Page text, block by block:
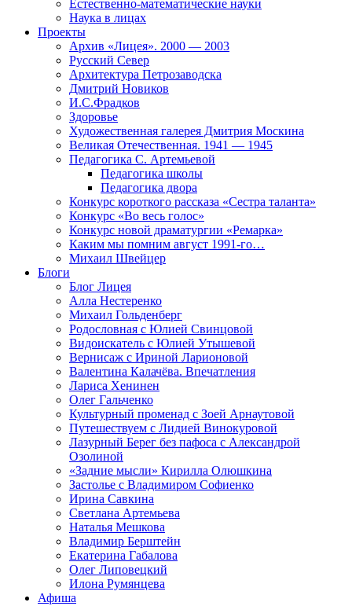
Естественно-математические науки
Наука в лицах
Проекты
Архив «Лицея». 2000 — 2003
Русский Север
Архитектура Петрозаводска
Дмитрий Новиков
И.С.Фрадков
Здоровье
Художественная галерея Дмитрия Москина
Великая Отечественная. 1941 — 1945
Педагогика С. Артемьевой
Педагогика школы
Педагогика двора
Конкурс короткого рассказа «Сестра таланта»
Конкурс «Во весь голос»
Конкурс новой драматургии «Ремарка»
Каким мы помним август 1991-го…
Михаил Швейцер
Блоги
Блог Лицея
Алла Нестеренко
Михаил Гольденберг
Родословная с Юлией Свинцовой
Видоискатель с Юлией Утышевой
Вернисаж с Ириной Ларионовой
Валентина Калачёва. Впечатления
Лариса Хенинен
Олег Гальченко
Культурный променад с Зоей Арнаутовой
Путешествуем с Лидией Винокуровой
Лазурный Берег без пафоса с Александрой
Озолиной
«Задние мысли» Кирилла Олюшкина
Застолье с Владимиром Софиенко
Ирина Савкина
Светлана Артемьева
Наталья Мешкова
Владимир Берштейн
Екатерина Габалова
Олег Липовецкий
Илона Румянцева
Афиша